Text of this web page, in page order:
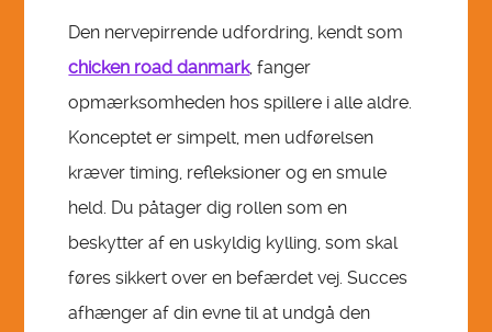
REGISTER
WACPTV IMAGE GALLERY
Den nervepirrende udfordring, kendt som
chicken road danmark, fanger
opmærksomheden hos spillere i alle aldre.
Konceptet er simpelt, men udførelsen
kræver timing, refleksioner og en smule
held. Du påtager dig rollen som en
beskytter af en uskyldig kylling, som skal
føres sikkert over en befærdet vej. Succes
afhænger af din evne til at undgå den